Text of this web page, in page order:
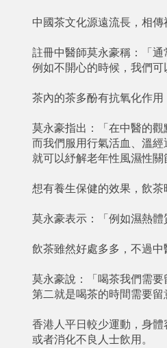
中國茶文化源遠流長，相
註冊中醫師莫永豪稱：「
例如不開心的時候，我們
茶內的茶多酚有抗氧化作用
莫永豪指出：「在中醫的
而我們服用行氣活血、溫
就可以紓解老年性風濕性關
想有養生保健的效果，飲茶
莫永豪表示：「例如濕熱
飲茶雖然好處多多，不過中
莫永豪說：「喝茶我們需
第二就是喝茶的時間需要
香港人平日較少運動，身
或者消化不良人士飲用。